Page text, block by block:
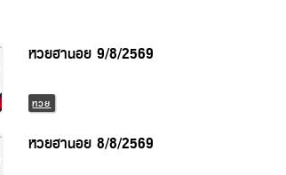
หวยฮานอย 9/8/2569
หวย
หวยฮานอย 8/8/2569